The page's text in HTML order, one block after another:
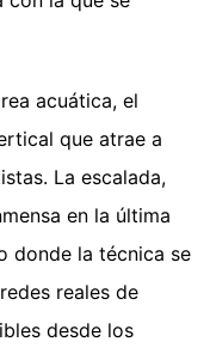
acuática, el
que atrae a
La escalada,
en la última
donde la técnica se
reales de
desde los